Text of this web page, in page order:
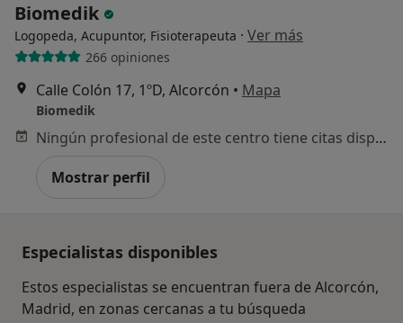
Biomedik
Logopeda, Acupuntor, Fisioterapeuta · Ver más
266 opiniones
Calle Colón 17, 1ºD, Alcorcón • Mapa
Biomedik
Ningún profesional de este centro tiene citas disponibles
Mostrar perfil
Especialistas disponibles
Estos especialistas se encuentran fuera de Alcorcón,
Madrid, en zonas cercanas a tu búsqueda